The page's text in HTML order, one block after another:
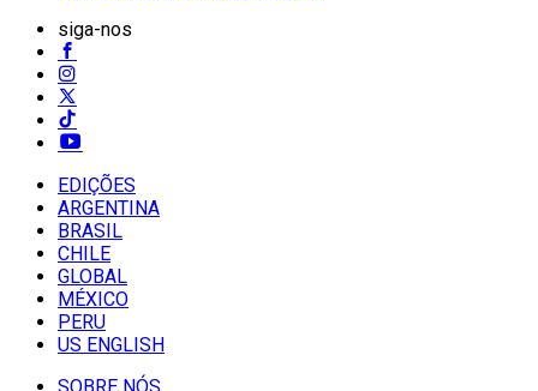
siga-nos
EDIÇÕES
ARGENTINA
BRASIL
CHILE
GLOBAL
MÉXICO
PERU
US ENGLISH